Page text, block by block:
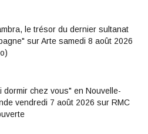
le trésor du dernier sultanat
sur Arte samedi 8 août 2026
dormir chez vous" en Nouvelle-
vendredi 7 août 2026 sur RMC